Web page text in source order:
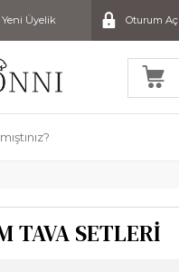
Yeni Üyelik Oturum Aç
TAVA SETLERİ